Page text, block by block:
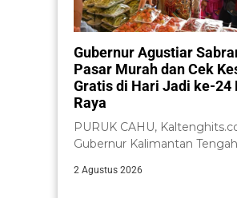
Gubernur Agustiar
Pasar Murah dan Cek
Gratis di Hari Jadi ke-24
Raya
PURUK CAHU,
Gubernur Kalimantan
pelaksanaan...
2 Agustus 2026